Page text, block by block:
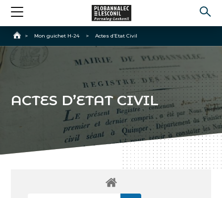
Accueil
> Mon guichet H-24 > Actes d’Etat Civil
ACTES D’ETAT CIVIL